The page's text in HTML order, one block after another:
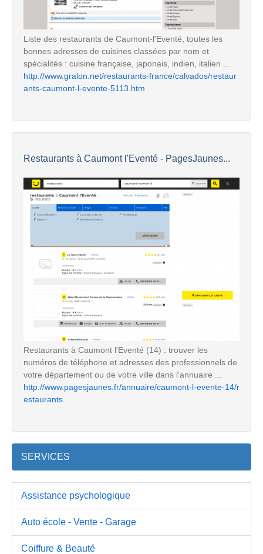
Liste des restaurants de Caumont-l'Eventé, toutes les
bonnes adresses de cuisines classées par nom et
spécialités : cuisine française, japonais, indien, italien ...
http://www.gralon.net/restaurants-france/calvados/restaur
ants-caumont-l-evente-5113.htm
Restaurants à Caumont l'Eventé - PagesJaunes...
Restaurants à Caumont l'Eventé (14) : trouver les
numéros de téléphone et adresses des professionnels de
votre département ou de votre ville dans l'annuaire ...
http://www.pagesjaunes.fr/annuaire/caumont-l-evente-14/r
estaurants
SERVICES
Assistance psychologique
Auto école - Vente - Garage
Coiffure & Beauté